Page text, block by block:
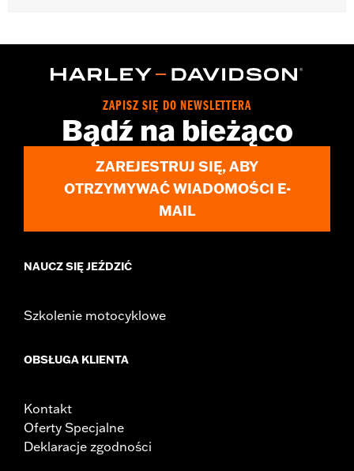
Functional Features:100% UV Protection,UVB protection
d.com/warrantyfor full details
ZAPISZ SIĘ DO NEWSLETTERA
Bądź na bieżąco
ZAREJESTRUJ SIĘ, ABY
OTRZYMYWAĆ WIADOMOŚCI E-
MAIL
NAUCZ SIĘ JEŹDZIĆ
Szkolenie motocyklowe
OBSŁUGA KLIENTA
Kontakt
Oferty Specjalne
Deklaracje zgodności